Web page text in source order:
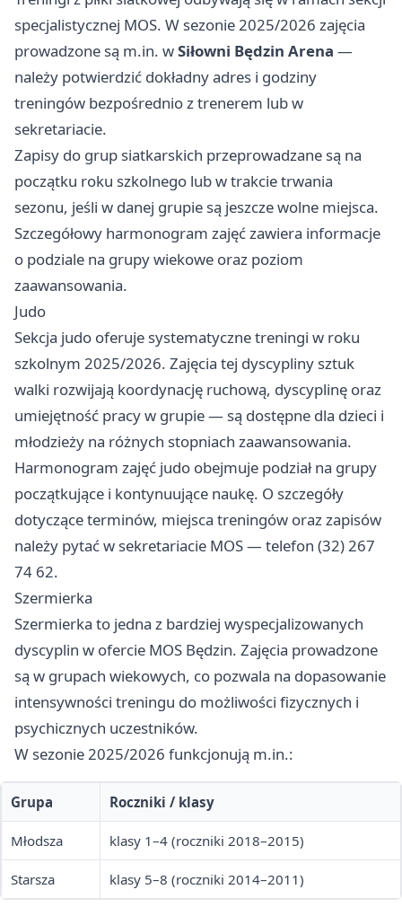
specjalistycznej MOS. W sezonie 2025/2026 zajęcia
prowadzone są m.in. wSiłowni Będzin Arena —
należy potwierdzić dokładny adres i godziny
treningów bezpośrednio z trenerem lub w
sekretariacie.
Zapisy do grup siatkarskich przeprowadzane są na
początku roku szkolnego lub w trakcie trwania
sezonu, jeśli w danej grupie są jeszcze wolne miejsca.
Szczegółowy harmonogram zajęć zawiera informacje
o podziale na grupy wiekowe oraz poziom
zaawansowania.
Judo
Sekcja judo oferuje systematyczne treningi w roku
szkolnym 2025/2026. Zajęcia tej dyscypliny sztuk
walki rozwijają koordynację ruchową, dyscyplinę oraz
umiejętność pracy w grupie — są dostępne dla dzieci i
młodzieży na różnych stopniach zaawansowania.
Harmonogram zajęć judo obejmuje podział na grupy
początkujące i kontynuujące naukę. O szczegóły
dotyczące terminów, miejsca treningów oraz zapisów
należy pytać w sekretariacie MOS — telefon (32) 267
74 62.
Szermierka
Szermierka to jedna z bardziej wyspecjalizowanych
dyscyplin w ofercie MOS Będzin. Zajęcia prowadzone
są w grupach wiekowych, co pozwala na dopasowanie
intensywności treningu do możliwości fizycznych i
psychicznych uczestników.
W sezonie 2025/2026 funkcjonują m.in.:
Grupa Roczniki / klasy
Młodsza klasy 1–4 (roczniki 2018–2015)
Starsza klasy 5–8 (roczniki 2014–2011)